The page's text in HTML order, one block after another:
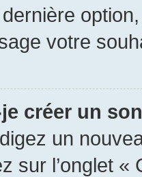
votre
créer un
un
sur l’onglet